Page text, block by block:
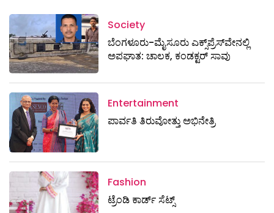
Society
ಬೆಂಗಳೂರು-ಮೈಸೂರು ಎಕ್ಸ್​ಪ್ರೆಸ್‌ವೇನಲ್ಲಿ
ಅಪಘಾತ: ಚಾಲಕ, ಕಂಡಕ್ಟರ್ ಸಾವು
Entertainment
ಪಾರ್ವತಿ ತಿರುವೋತ್ತು ಅಭಿನೇತ್ರಿ
Fashion
ಟ್ರೆಂಡಿ ಕಾರ್ಡ್‌ ಸೆಟ್ಸ್